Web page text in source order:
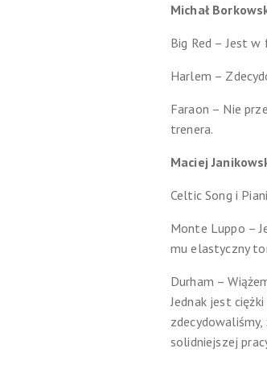
Michał
Big Red – Jest
Harlem –
Faraon – Nie
trenera.
Maciej
Celtic Song i
Monte Luppo –
mu elastyczny
Durham –
Jednak jest
solidniejszej